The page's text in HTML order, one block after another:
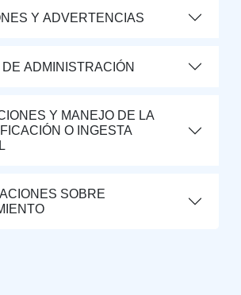
Y ADVERTENCIAS
ADMINISTRACIÓN
Y MANEJO DE LA
O INGESTA
SOBRE